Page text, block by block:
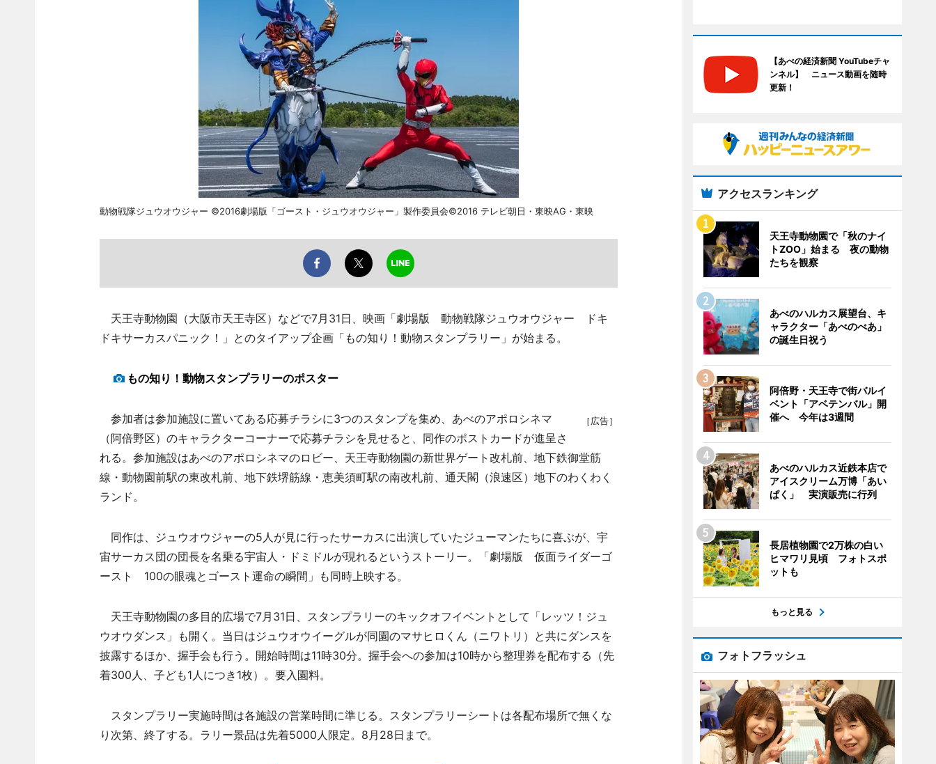
動物戦隊ジュウオウジャー ©2016劇場版「ゴースト・ジュウオウジャー」製作委員会©2016 テレビ朝日・東映AG・東映
天王寺動物園（大阪市天王寺区）などで7月31日、映画「劇場版 動物戦隊ジュウオウジャー ドキ
ドキサーカスパニック！」とのタイアップ企画「もの知り！動物スタンプラリー」が始まる。
もの知り！動物スタンプラリーのポスター
［広告］
参加者は参加施設に置いてある応募チラシに3つのスタンプを集め、あべのアポロシネマ
（阿倍野区）のキャラクターコーナーで応募チラシを見せると、同作のポストカードが進呈さ
れる。参加施設はあべのアポロシネマのロビー、天王寺動物園の新世界ゲート改札前、地下鉄御堂筋
線・動物園前駅の東改札前、地下鉄堺筋線・恵美須町駅の南改札前、通天閣（浪速区）地下のわくわく
ランド。
同作は、ジュウオウジャーの5人が見に行ったサーカスに出演していたジューマンたちに喜ぶが、宇
宙サーカス団の団長を名乗る宇宙人・ドミドルが現れるというストーリー。「劇場版 仮面ライダーゴ
ースト 100の眼魂とゴースト運命の瞬間」も同時上映する。
天王寺動物園の多目的広場で7月31日、スタンプラリーのキックオフイベントとして「レッツ！ジュ
ウオウダンス」も開く。当日はジュウオウイーグルが同園のマサヒロくん（ニワトリ）と共にダンスを
披露するほか、握手会も行う。開始時間は11時30分。握手会への参加は10時から整理券を配布する（先
着300人、子ども1人につき1枚）。要入園料。
スタンプラリー実施時間は各施設の営業時間に準じる。スタンプラリーシートは各配布場所で無くな
り次第、終了する。ラリー景品は先着5000人限定。8月28日まで。
【あべの経済新聞 YouTubeチャ
ンネル】 ニュース動画を随時
更新！
アクセスランキング
天王寺動物園で「秋のナイ
トZOO」始まる 夜の動物
たちを観察
あべのハルカス展望台、キ
ャラクター「あべのべあ」
の誕生日祝う
阿倍野・天王寺で街バルイ
ベント「アベテンバル」開
催へ 今年は3週間
あべのハルカス近鉄本店で
アイスクリーム万博「あい
ぱく」 実演販売に行列
長居植物園で2万株の白い
ヒマワリ見頃 フォトスポ
ットも
もっと見る
フォトフラッシュ